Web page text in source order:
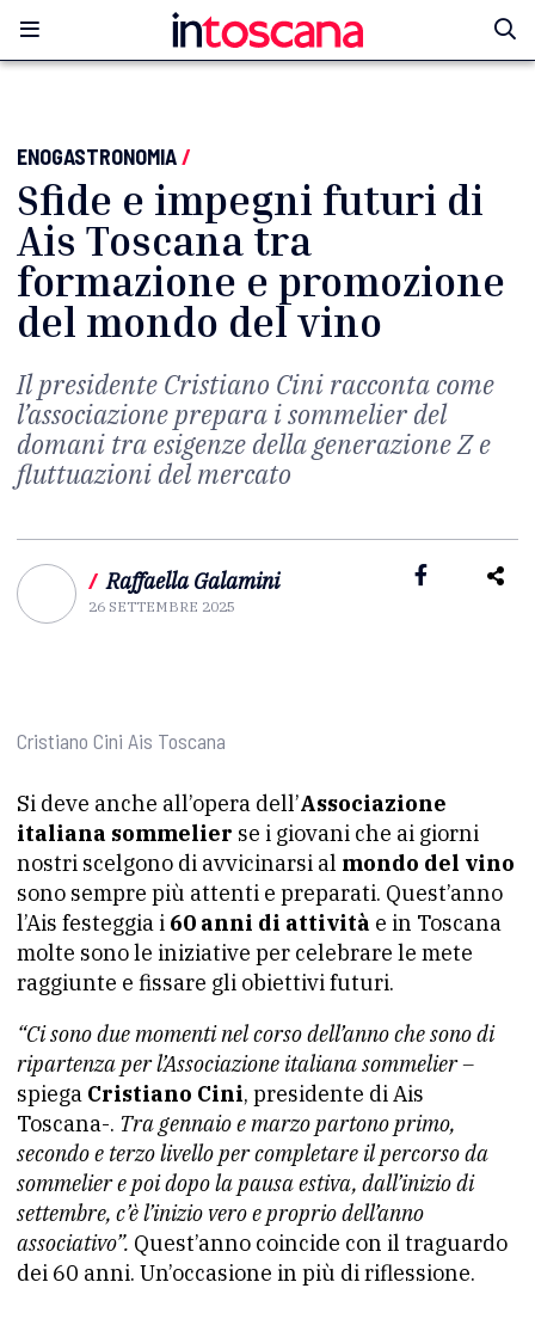
ENOGASTRONOMIA/
Sfide e impegni futuri di
Ais Toscana tra
formazione e promozione
del mondo del vino
Il presidente Cristiano Cini racconta come
l’associazione prepara i sommelier del
domani tra esigenze della generazione Z e
fluttuazioni del mercato
/ Raffaella Galamini
26 SETTEMBRE 2025
Cristiano Cini Ais Toscana
Si deve anche all’opera dell’Associazione
italiana sommelier se i giovani che ai giorni
nostri scelgono di avvicinarsi al mondo del vino
sono sempre più attenti e preparati. Quest’anno
l’Ais festeggia i 60 anni di attività e in Toscana
molte sono le iniziative per celebrare le mete
raggiunte e fissare gli obiettivi futuri.
“Ci sono due momenti nel corso dell’anno che sono di
ripartenza per l’Associazione italiana sommelier –
spiega Cristiano Cini, presidente di Ais
Toscana-. Tra gennaio e marzo partono primo,
secondo e terzo livello per completare il percorso da
sommelier e poi dopo la pausa estiva, dall’inizio di
settembre, c’è l’inizio vero e proprio dell’anno
associativo”. Quest’anno coincide con il traguardo
dei 60 anni. Un’occasione in più di riflessione.